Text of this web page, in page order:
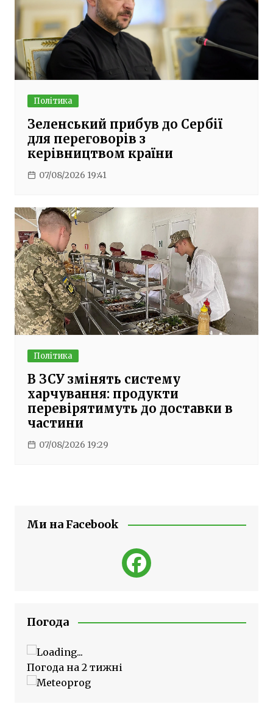
Політика
Зеленський прибув до Сербії
для переговорів з
керівництвом країни
07/08/2026 19:41
Політика
В ЗСУ змінять систему
харчування: продукти
перевірятимуть до доставки в
частини
07/08/2026 19:29
Ми на Facebook
Погода
Погода на 2 тижні